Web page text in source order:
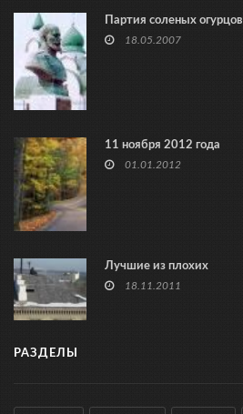
Партия соленых огурцов
18.05.2007
11 ноября 2012 года
01.01.2012
Лучшие из плохих
18.11.2011
РАЗДЕЛЫ